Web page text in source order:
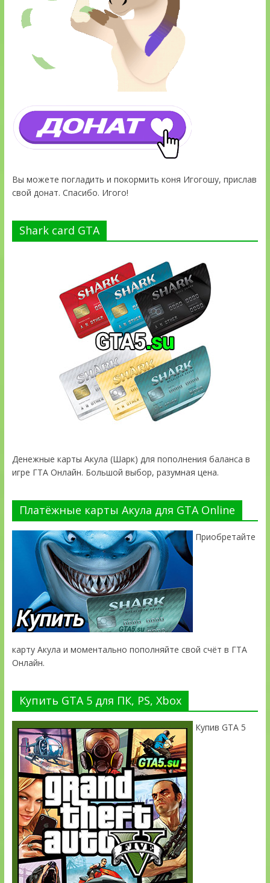
Вы можете погладить и покормить коня Игогошу, прислав
свой донат. Спасибо. Игого!
Shark card GTA
Денежные карты Акула (Шарк) для пополнения баланса в
игре ГТА Онлайн. Большой выбор, разумная цена.
Платёжные карты Акула для GTA Online
Приобретайте
карту Акула и моментально пополняйте свой счёт в ГТА
Онлайн.
Купить GTA 5 для ПК, PS, Xbox
Купив GTA 5